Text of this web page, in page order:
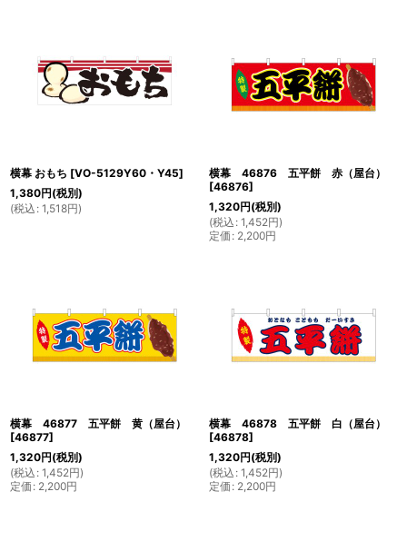
横幕 おもち [VO-5129Y60・Y45]
1,380円(税別)
(税込 : 1,518円)
横幕 46876 五平餅 赤（屋台）
[46876]
1,320円(税別)
(税込 : 1,452円)
定価 : 2,200円
横幕 46877 五平餅 黄（屋台）
[46877]
1,320円(税別)
(税込 : 1,452円)
定価 : 2,200円
横幕 46878 五平餅 白（屋台）
[46878]
1,320円(税別)
(税込 : 1,452円)
定価 : 2,200円